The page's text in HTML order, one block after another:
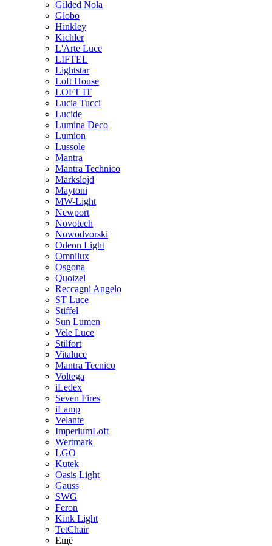
Gilded Nola
Globo
Hinkley
Kichler
L'Arte Luce
LIFTEL
Lightstar
Loft House
LOFT IT
Lucia Tucci
Lucide
Lumina Deco
Lumion
Lussole
Mantra
Mantra Technico
Markslojd
Maytoni
MW-Light
Newport
Novotech
Nowodvorski
Odeon Light
Omnilux
Osgona
Quoizel
Reccagni Angelo
ST Luce
Stiffel
Sun Lumen
Vele Luce
Stilfort
Vitaluce
Mantra Tecnico
Voltega
iLedex
Seven Fires
iLamp
Velante
ImperiumLoft
Wertmark
LGO
Kutek
Oasis Light
Gauss
SWG
Feron
Kink Light
TetСhair
Ещё